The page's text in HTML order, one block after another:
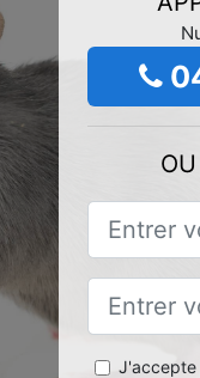
J'accepte